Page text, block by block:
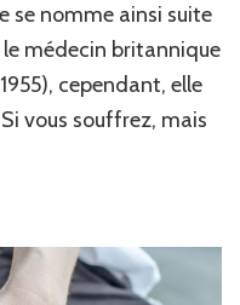
se nomme ainsi suite
médecin britannique
cependant, elle
vous souffrez, mais